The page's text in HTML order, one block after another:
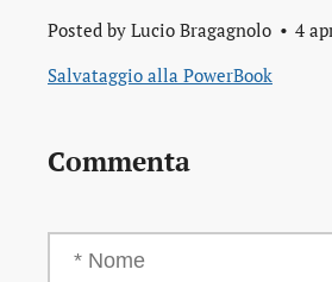
Posted by Lucio Bragagnolo 4
Salvataggio alla PowerBook
Commenta